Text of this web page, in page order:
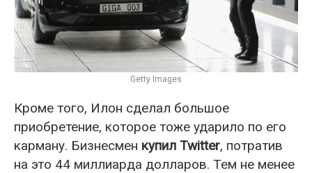
Getty Images
Кроме того, Илон сделал большое
приобретение, которое тоже ударило по его
карману. Бизнесмен купил Twitter, потратив
на это 44 миллиарда долларов. Тем не менее